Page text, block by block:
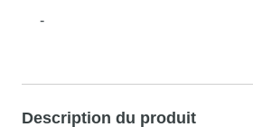
-
Description du produit